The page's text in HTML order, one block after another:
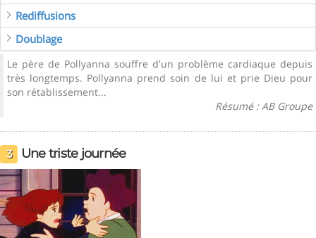
Rediffusions
Doublage
Le père de Pollyanna souffre d'un problème cardiaque depuis
très longtemps. Pollyanna prend soin de lui et prie Dieu pour
son rétablissement...
Résumé : AB Groupe
3 Une triste journée